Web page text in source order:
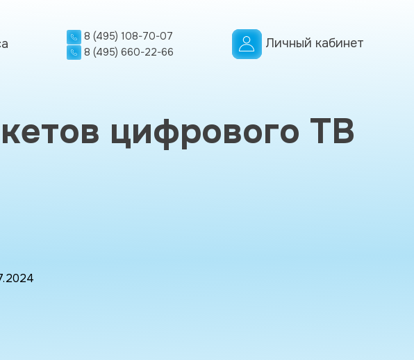
8 (495) 108-70-07
8 (495) 660-22-66
Личный кабинет
цифрового ТВ